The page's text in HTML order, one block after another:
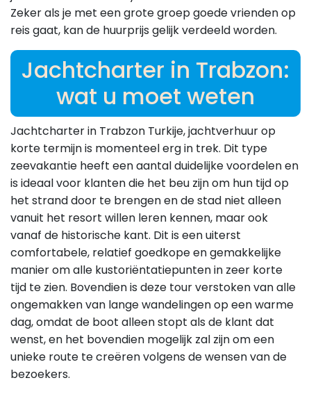
Zeker als je met een grote groep goede vrienden op
reis gaat, kan de huurprijs gelijk verdeeld worden.
Jachtcharter in Trabzon:
wat u moet weten
Jachtcharter in Trabzon Turkije, jachtverhuur op
korte termijn is momenteel erg in trek. Dit type
zeevakantie heeft een aantal duidelijke voordelen en
is ideaal voor klanten die het beu zijn om hun tijd op
het strand door te brengen en de stad niet alleen
vanuit het resort willen leren kennen, maar ook
vanaf de historische kant. Dit is een uiterst
comfortabele, relatief goedkope en gemakkelijke
manier om alle kustoriëntatiepunten in zeer korte
tijd te zien. Bovendien is deze tour verstoken van alle
ongemakken van lange wandelingen op een warme
dag, omdat de boot alleen stopt als de klant dat
wenst, en het bovendien mogelijk zal zijn om een
unieke route te creëren volgens de wensen van de
bezoekers.